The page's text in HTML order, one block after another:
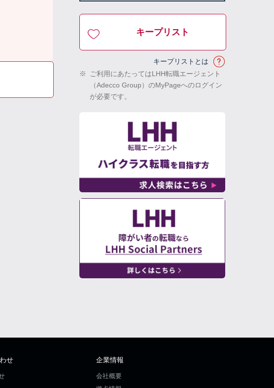
キープリスト
キープリストとは
※
ご利用にあたってはLHH転職エージェント
（Adecco Group）のMyPageへのログイン
が必要です。
せ 企業情報
会社概要